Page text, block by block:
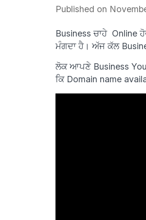
Published on
Business ਚਾਹੇ Online
ਮੰਗਦਾ ਹੈ। ਅੱਜ ਕੱਲ
ਲੋਕ ਆਪਣੇ Business
ਕਿ Domain name